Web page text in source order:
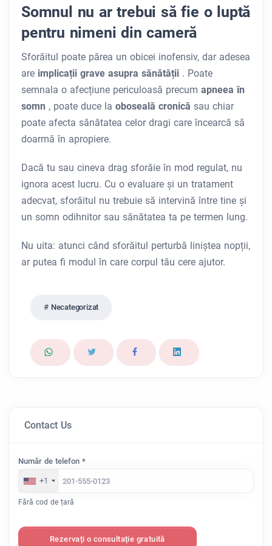
Somnul nu ar trebui să fie o luptă
pentru nimeni din cameră
Sforăitul poate părea un obicei inofensiv, dar adesea
are implicații grave asupra sănătății . Poate
semnala o afecțiune periculoasă precum apneea în
somn , poate duce la oboseală cronică sau chiar
poate afecta sănătatea celor dragi care încearcă să
doarmă în apropiere.
Dacă tu sau cineva drag sforăie în mod regulat, nu
ignora acest lucru. Cu o evaluare și un tratament
adecvat, sforăitul nu trebuie să intervină între tine și
un somn odihnitor sau sănătatea ta pe termen lung.
Nu uita: atunci când sforăitul perturbă liniștea nopții,
ar putea fi modul în care corpul tău cere ajutor.
Necategorizat
Contact Us
Număr de telefon *
+1
Fără cod de țară
Rezervați o consultație gratuită